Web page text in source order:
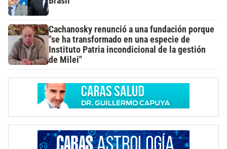
Cachanosky renunció a una fundación porque
"se ha transformado en una especie de
Instituto Patria incondicional de la gestión
de Milei"